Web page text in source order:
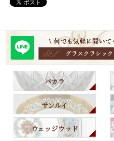
バカラ
サンルイ
ウェッジウッド